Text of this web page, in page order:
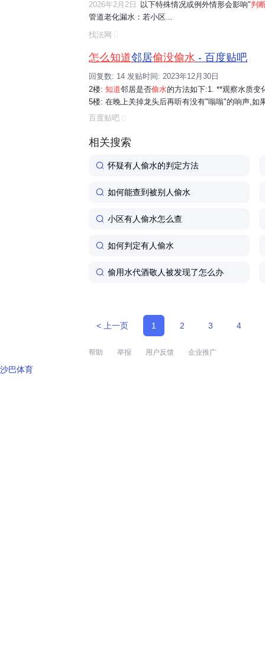
2026年2月2日 以下特殊情况或例外情形会影响"判
管道老化漏水：若小区...
找法网
怎么知道邻居偷没偷水 - 百度贴吧
回复数: 14 发贴时间: 2023年12月30日
2楼: 知道邻居是否偷水的方法如下:1. **观察水质变
5楼: 在晚上关掉龙头后再听有没有"嗡嗡"的响声,如
百度贴吧
相关搜索
怀疑有人偷水的判定方法
如何能查到被别人偷水
小区有人偷水怎么查
如何判定有人偷水
偷用水代酒敬人被发现了怎么办
< 上一页 1 2 3 4
帮助 举报 用户反馈 企业推广
沙巴体育